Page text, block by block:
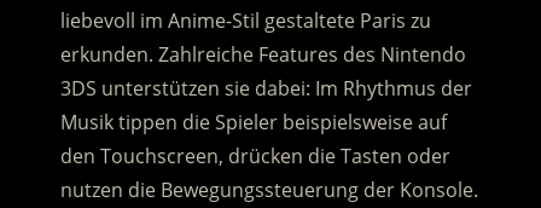
liebevoll im Anime-Stil gestaltete Paris zu
erkunden. Zahlreiche Features des Nintendo
3DS unterstützen sie dabei: Im Rhythmus der
Musik tippen die Spieler beispielsweise auf
den Touchscreen, drücken die Tasten oder
nutzen die Bewegungssteuerung der Konsole.